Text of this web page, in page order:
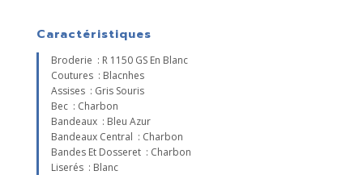
Caractéristiques
Broderie : R 1150 GS En Blanc
Coutures : Blacnhes
Assises : Gris Souris
Bec : Charbon
Bandeaux : Bleu Azur
Bandeaux Central : Charbon
Bandes Et Dosseret : Charbon
Liserés : Blanc